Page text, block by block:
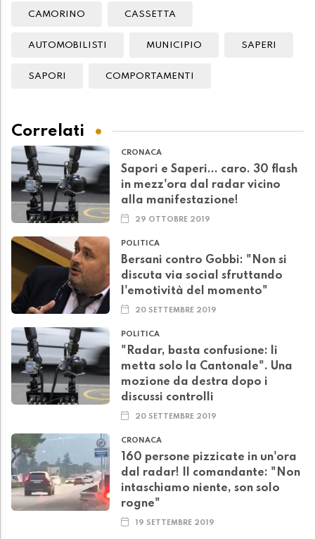
CAMORINO CASSETTA
AUTOMOBILISTI MUNICIPIO SAPERI
SAPORI COMPORTAMENTI
Correlati
CRONACA
Sapori e Saperi... caro. 30 flash
in mezz'ora dal radar vicino
alla manifestazione!
29 OTTOBRE 2019
POLITICA
Bersani contro Gobbi: "Non si
discuta via social sfruttando
l'emotività del momento"
20 SETTEMBRE 2019
POLITICA
"Radar, basta confusione: li
metta solo la Cantonale". Una
mozione da destra dopo i
discussi controlli
20 SETTEMBRE 2019
CRONACA
160 persone pizzicate in un'ora
dal radar! Il comandante: "Non
intaschiamo niente, son solo
rogne"
19 SETTEMBRE 2019